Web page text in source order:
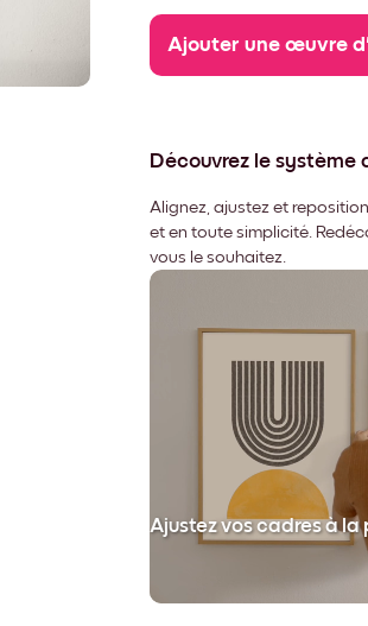
Ajouter une œuvre
Découvrez le
Alignez, ajustez et
et en toute simplicité.
vous le souhaitez.
Ajustez vos cadres à